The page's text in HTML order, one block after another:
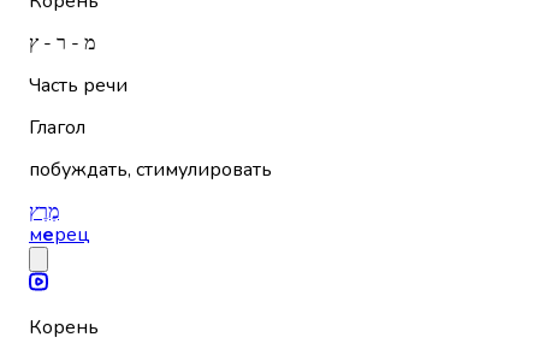
מ - ר - ץ
Часть речи
Глагол
побуждать, стимулировать
מֶרֶץ
мерец
Корень